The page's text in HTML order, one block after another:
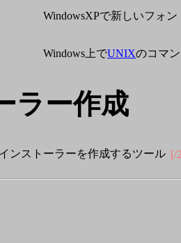
WindowsXPで新しいフォ
Windows上でUNIXのコマ
ラー作成
インストーラーを作成するツール [/